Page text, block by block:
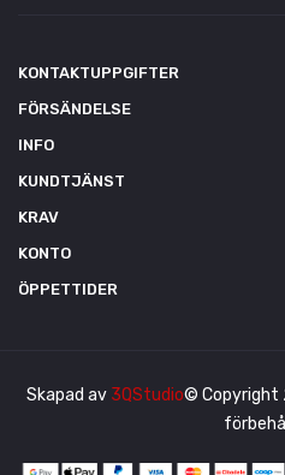
KONTAKTUPPGIFTER
FÖRSÄNDELSE
INFO
KUNDTJÄNST
KRAV
KONTO
ÖPPETTIDER
Skapad av 3QStudio© Copyright